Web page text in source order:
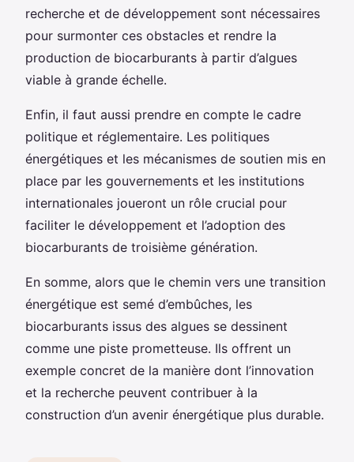
recherche et de développement sont nécessaires
pour surmonter ces obstacles et rendre la
production de biocarburants à partir d’algues
viable à grande échelle.
Enfin, il faut aussi prendre en compte le cadre
politique et réglementaire. Les politiques
énergétiques et les mécanismes de soutien mis en
place par les gouvernements et les institutions
internationales joueront un rôle crucial pour
faciliter le développement et l’adoption des
biocarburants de troisième génération.
En somme, alors que le chemin vers une transition
énergétique est semé d’embûches, les
biocarburants issus des algues se dessinent
comme une piste prometteuse. Ils offrent un
exemple concret de la manière dont l’innovation
et la recherche peuvent contribuer à la
construction d’un avenir énergétique plus durable.